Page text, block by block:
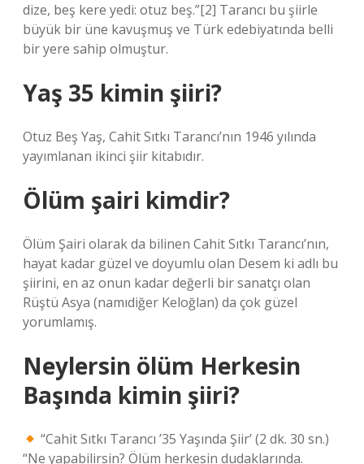
dize, beş kere yedi: otuz beş.”[2] Tarancı bu şiirle
büyük bir üne kavuşmuş ve Türk edebiyatında belli
bir yere sahip olmuştur.
Yaş 35 kimin şiiri?
Otuz Beş Yaş, Cahit Sıtkı Tarancı’nın 1946 yılında
yayımlanan ikinci şiir kitabıdır.
Ölüm şairi kimdir?
Ölüm Şairi olarak da bilinen Cahit Sıtkı Tarancı’nın,
hayat kadar güzel ve doyumlu olan Desem ki adlı bu
şiirini, en az onun kadar değerli bir sanatçı olan
Rüştü Asya (namıdiğer Keloğlan) da çok güzel
yorumlamış.
Neylersin ölüm Herkesin
Başında kimin şiiri?
“Cahit Sıtkı Tarancı ’35 Yaşında Şiir’ (2 dk. 30 sn.)
“Ne yapabilirsin? Ölüm herkesin dudaklarında.